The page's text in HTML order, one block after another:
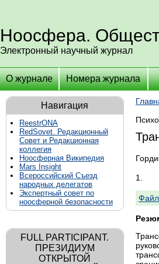
Ноосфера.
Электронный научный журнал
О журнале Номера журнала
Навигация
ReestrONA
RedSovet. Редакционный
Совет и Редакционная
коллегия
Ноосферная Википедия
Mars Insight
Всероссийский Съезд
народных делегатов
Экспертный совет по
ноосферной безопасности
FULL PARTICIPANT.
ПРЕЗИДИУМ
ОТКРЫТОЙ
1.
Файл